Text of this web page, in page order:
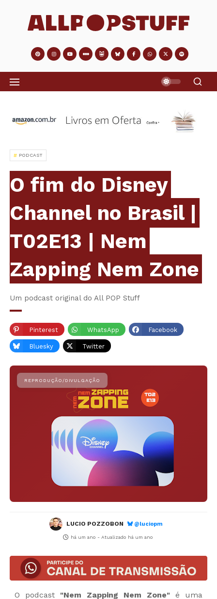
PODCAST
O fim do Disney
Channel no Brasil |
T02E13 | Nem
Zapping Nem Zone
Um podcast original do All POP Stuff
Pinterest WhatsApp Facebook
Bluesky Twitter
LUCIO POZZOBON @luciopm
há um ano - Atualizado há um ano
O podcast "Nem Zapping Nem Zone" é uma